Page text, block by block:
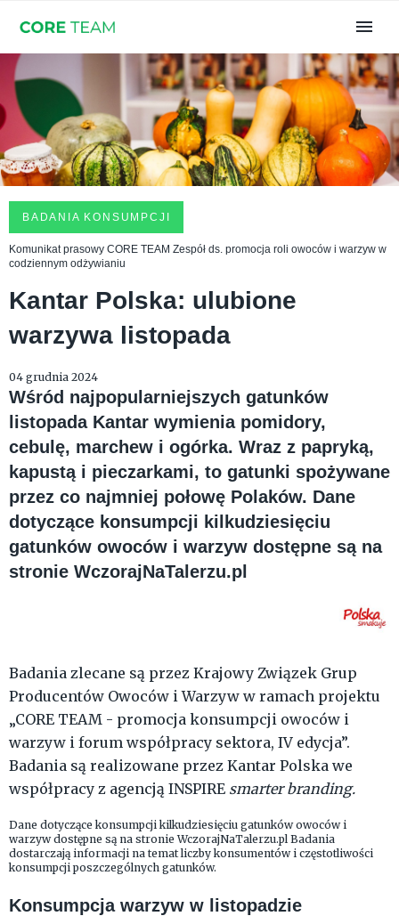
BADANIA KONSUMPCJI
Komunikat prasowy CORE TEAM Zespół ds. promocja roli owoców i warzyw w
codziennym odżywianiu
Kantar Polska: ulubione
warzywa listopada
04 grudnia 2024
Wśród najpopularniejszych gatunków
listopada Kantar wymienia pomidory,
cebulę, marchew i ogórka. Wraz z papryką,
kapustą i pieczarkami, to gatunki spożywane
przez co najmniej połowę Polaków. Dane
dotyczące konsumpcji kilkudziesięciu
gatunków owoców i warzyw dostępne są na
stronie WczorajNaTalerzu.pl
Badania zlecane są przez Krajowy Związek Grup
Producentów Owoców i Warzyw w ramach projektu
„CORE TEAM - promocja konsumpcji owoców i
warzyw i forum współpracy sektora, IV edycja”.
Badania są realizowane przez Kantar Polska we
współpracy z agencją INSPIRE smarter branding.
Dane dotyczące konsumpcji kilkudziesięciu gatunków owoców i
warzyw dostępne są na stronie WczorajNaTalerzu.pl Badania
dostarczają informacji na temat liczby konsumentów i częstotliwości
konsumpcji poszczególnych gatunków.
Konsumpcja warzyw w listopadzie